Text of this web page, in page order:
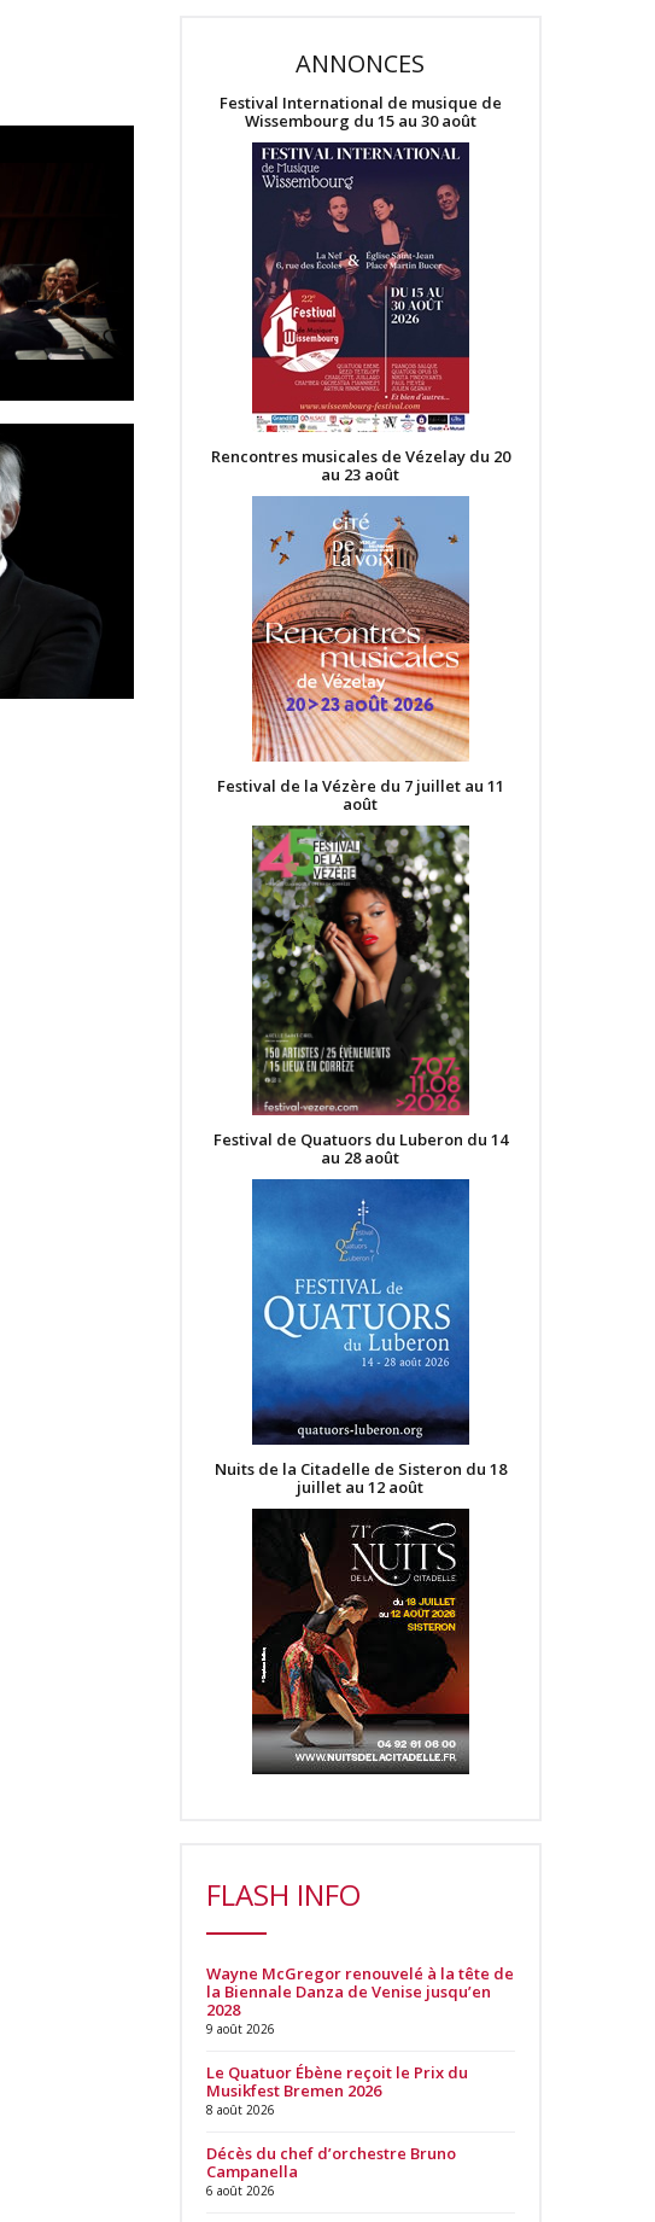
ANNONCES
Festival International de musique de
Wissembourg du 15 au 30 août
Rencontres musicales de Vézelay du 20
au 23 août
Festival de la Vézère du 7 juillet au 11
août
Festival de Quatuors du Luberon du 14
au 28 août
Nuits de la Citadelle de Sisteron du 18
juillet au 12 août
FLASH INFO
Wayne McGregor renouvelé à la tête de
la Biennale Danza de Venise jusqu’en
2028
9 août 2026
Le Quatuor Ébène reçoit le Prix du
Musikfest Bremen 2026
8 août 2026
Décès du chef d’orchestre Bruno
Campanella
6 août 2026